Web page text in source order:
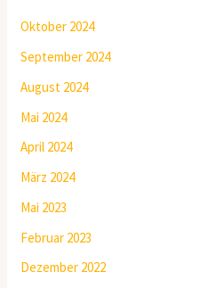
Oktober 2024
September 2024
August 2024
Mai 2024
April 2024
März 2024
Mai 2023
Februar 2023
Dezember 2022